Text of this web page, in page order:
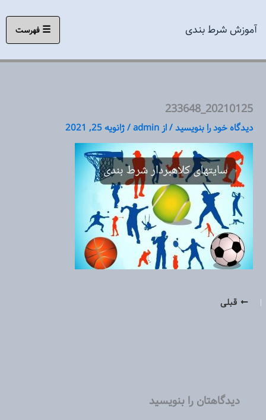
محتواآموزش شرط بندی ☰ فهرست
20210125_233648
دیدگاه‌ خود را بنویسید / از admin
/ژانویه 25, 2021
قبلی
دیدگاهتان را بنویسید